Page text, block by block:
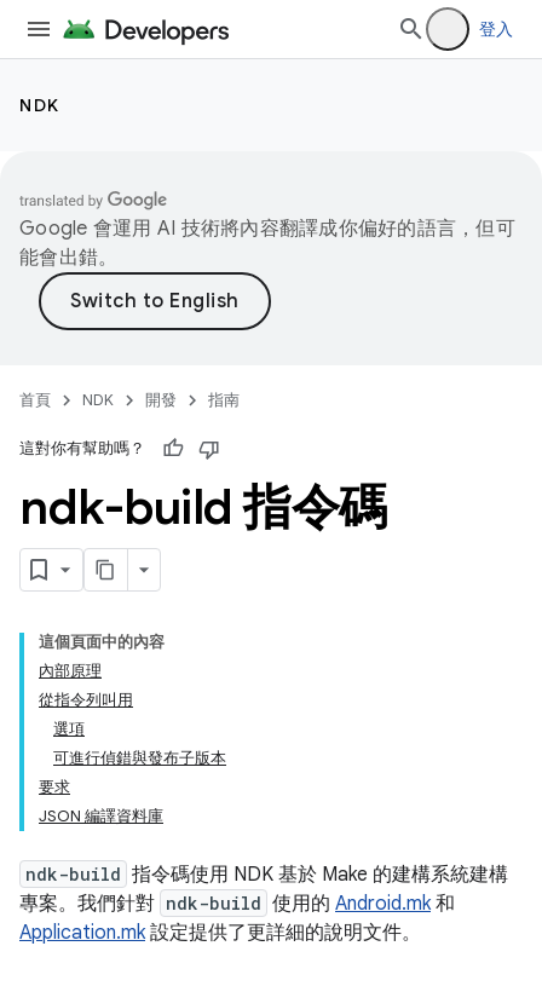
登入
NDK
Google 會運用 AI 技術將內容翻譯成你偏好的語言，但可
能會出錯。
首頁 NDK 開發 指南
這對你有幫助嗎？
ndk-build 指令碼
這個頁面中的內容
內部原理
從指令列叫用
選項
可進行偵錯與發布子版本
要求
JSON 編譯資料庫
ndk-build 指令碼使用 NDK 基於 Make 的建構系統建構
專案。我們針對 ndk-build 使用的 Android.mk和
Application.mk設定提供了更詳細的說明文件。